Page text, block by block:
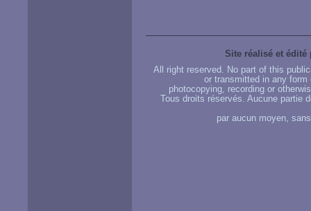
Site réalisé et édité
All right reserved. No part of this
or transmitted in any
photocopying, recording or
Tous droits réservés. Aucune
par aucun moyen,